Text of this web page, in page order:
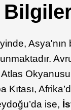
Asya'nın
Kıtası,
ise,